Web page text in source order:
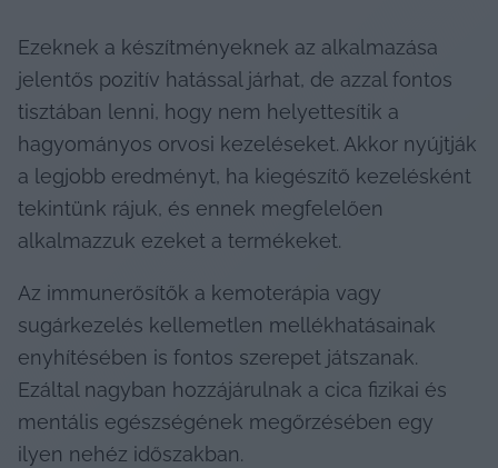
Ezeknek a készítményeknek az alkalmazása
jelentős pozitív hatással járhat, de azzal fontos
tisztában lenni, hogy nem helyettesítik a
hagyományos orvosi kezeléseket. Akkor nyújtják
a legjobb eredményt, ha kiegészítő kezelésként
tekintünk rájuk, és ennek megfelelően
alkalmazzuk ezeket a termékeket.
Az immunerősítők a kemoterápia vagy
sugárkezelés kellemetlen mellékhatásainak
enyhítésében is fontos szerepet játszanak.
Ezáltal nagyban hozzájárulnak a cica fizikai és
mentális egészségének megőrzésében egy
ilyen nehéz időszakban.